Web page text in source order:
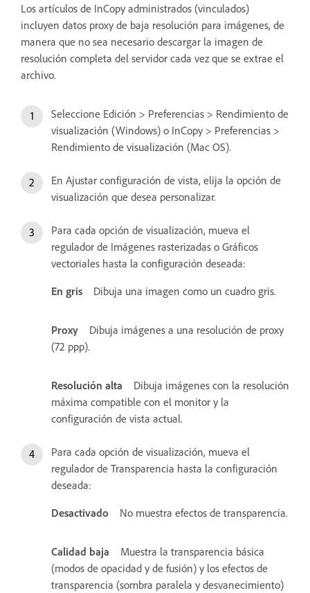
Los artículos de InCopy administrados (vinculados)
incluyen datos proxy de baja resolución para imágenes, de
manera que no sea necesario descargar la imagen de
resolución completa del servidor cada vez que se extrae el
archivo.
Seleccione Edición > Preferencias > Rendimiento de
visualización (Windows) o InCopy > Preferencias >
Rendimiento de visualización (Mac OS).
En Ajustar configuración de vista, elija la opción de
visualización que desea personalizar.
Para cada opción de visualización, mueva el
regulador de Imágenes rasterizadas o Gráficos
vectoriales hasta la configuración deseada:
En gris
Dibuja una imagen como un cuadro gris.
Proxy
Dibuja imágenes a una resolución de proxy
(72 ppp).
Resolución alta
Dibuja imágenes con la resolución
máxima compatible con el monitor y la
configuración de vista actual.
Para cada opción de visualización, mueva el
regulador de Transparencia hasta la configuración
deseada:
Desactivado
No muestra efectos de transparencia.
Calidad baja
Muestra la transparencia básica
(modos de opacidad y de fusión) y los efectos de
transparencia (sombra paralela y desvanecimiento)